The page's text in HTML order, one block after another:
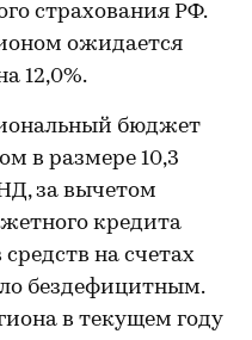
страхования РФ.
ожидается
12,0%.
бюджет
в размере 10,3
за вычетом
кредита
на счетах
бездефицитным.
в текущем году